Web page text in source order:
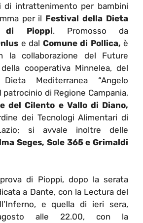
di intrattenimento per bambini
per il Festival della Dieta
di Pioppi. Promosso da
e dal Comune di Pollica, è
la collaborazione del Future
cooperativa Minnelea, del
Mediterranea “Angelo
patrocinio di Regione Campania,
del Cilento e Vallo di Diano,
dei Tecnologi Alimentari di
si avvale inoltre delle
Seges, Sole 365 e Grimaldi
di Pioppi, dopo la serata
a Dante, con la Lectura del
e quella di ieri sera,
alle 22.00, con la